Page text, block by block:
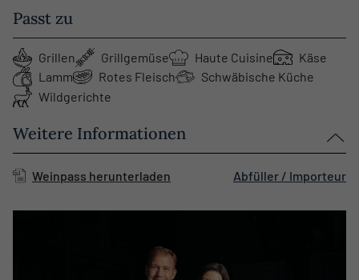
Passt zu
Grillen Grillgemüse Haute Cuisine
Käse
Lamm
Rotes Fleisch
Schwäbische Küche
Wildgerichte
Weitere Informationen
Weinpass herunterladen Abfüller / Importeur